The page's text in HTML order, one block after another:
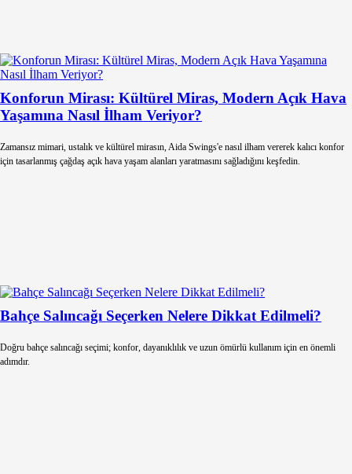
Konforun Mirası: Kültürel Miras, Modern Açık Hava
Yaşamına Nasıl İlham Veriyor?
Zamansız mimari, ustalık ve kültürel mirasın, Aida Swings'e nasıl ilham vererek kalıcı konfor
için tasarlanmış çağdaş açık hava yaşam alanları yaratmasını sağladığını keşfedin.
Bahçe Salıncağı Seçerken Nelere Dikkat Edilmeli?
Doğru bahçe salıncağı seçimi; konfor, dayanıklılık ve uzun ömürlü kullanım için en önemli
adımdır.